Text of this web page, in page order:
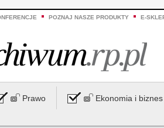
POZNAJ NASZE PRODUKTY E-
Prawo Ekonomia i biznes